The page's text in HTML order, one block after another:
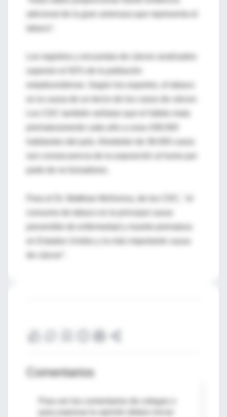
Los registros y encuestas de cáncer analizados
suponen el 92% de la población
estadounidense. Según los expertos, el tabaco
en Estados Unidos y la más importante causa
Comentarios
Para ver los comentarios de colegas o